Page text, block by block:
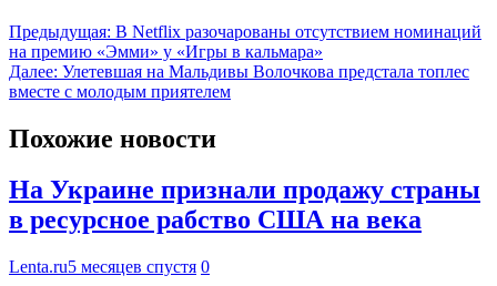
Предыдущая: В Netflix разочарованы отсутствием номинаций
на премию «Эмми» у «Игры в кальмара»
Далее: Улетевшая на Мальдивы Волочкова предстала топлес
вместе с молодым приятелем
Похожие новости
На Украине признали продажу страны
в ресурсное рабство США на века
Lenta.ru5 месяцев спустя 0